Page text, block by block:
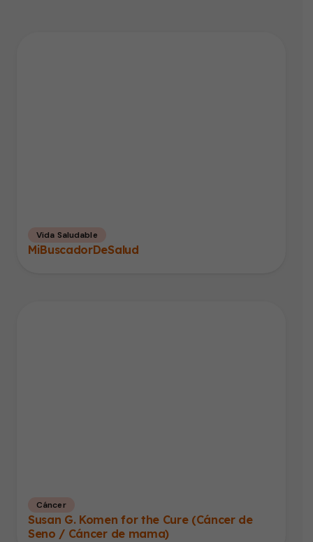
Vida Saludable
MiBuscadorDeSalud
Cáncer
Susan G. Komen for the Cure (Cáncer de
Seno / Cáncer de mama)